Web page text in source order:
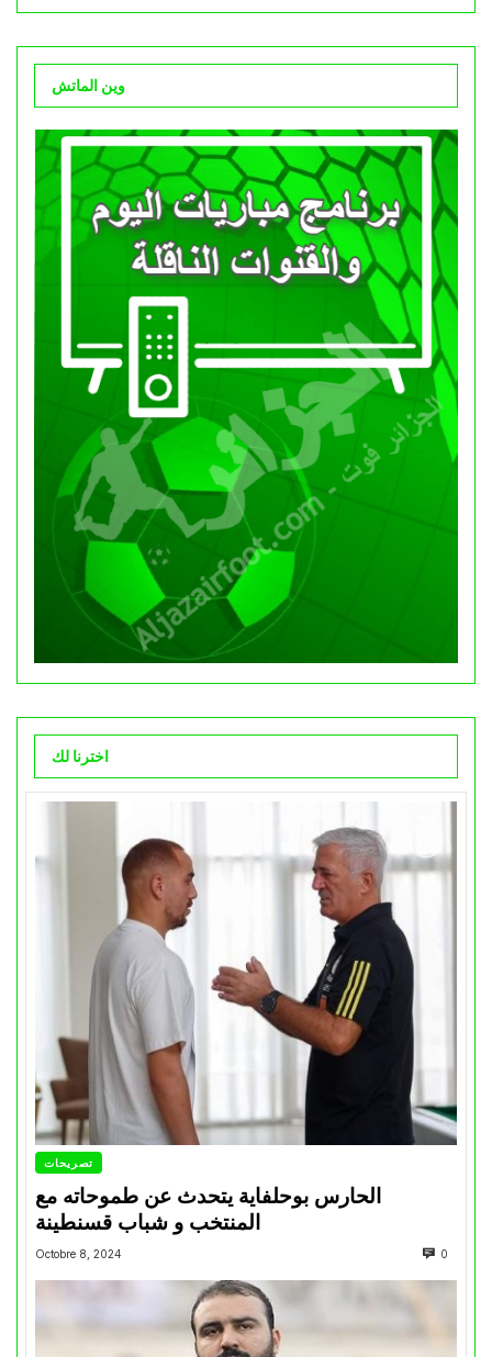
وين الماتش
اخترنا لك
تصريحات
الحارس بوحلفاية يتحدث عن طموحاته مع
المنتخب و شباب قسنطينة
Octobre 8, 2024 0